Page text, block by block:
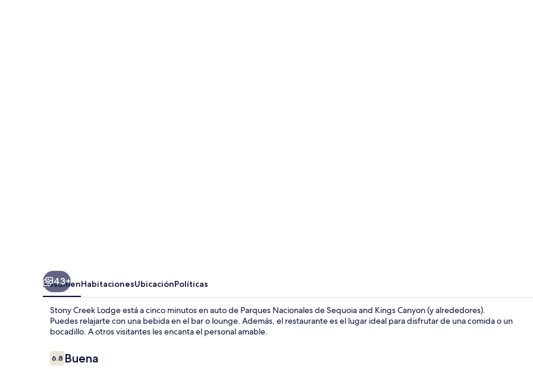
43+
ResumenHabitacionesUbicaciónPolíticas
Stony Creek Lodge está a cinco minutos en auto de Parques Nacionales de Sequoia and Kings Canyon (y alrededores).
Puedes relajarte con una bebida en el bar o lounge. Además, el restaurante es el lugar ideal para disfrutar de una comida o un
bocadillo. A otros visitantes les encanta el personal amable.
Opiniones
6.86.8 de 10,
Buena